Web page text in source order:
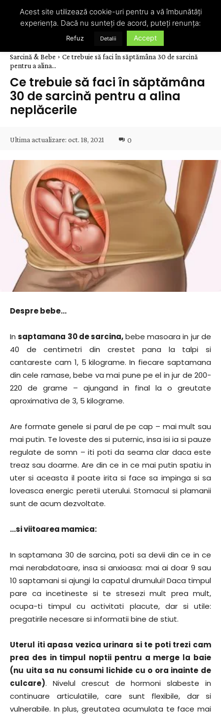
Sarcină & Bebe
Ce trebuie să faci în săptămâna 30 de sarcină
pentru a alina...
Ce trebuie să faci în săptămâna
30 de sarcină pentru a alina
neplăcerile
Ultima actualizare: oct. 18, 2021 0
Despre bebe…
Insaptamana 30 de sarcina,bebe masoara in jur de
40 de centimetri din crestet pana la talpi si
cantareste cam 1, 5 kilograme. In fiecare saptamana
din cele ramase, bebe va mai pune pe el in jur de 200-
220 de grame – ajungand in final la o greutate
aproximativa de 3, 5 kilograme.
Are formate genele si parul de pe cap – mai mult sau
mai putin. Te loveste des si puternic, insa isi ia si pauze
regulate de somn – iti poti da seama clar daca este
treaz sau doarme. Are din ce in ce mai putin spatiu in
uter si aceasta il poate irita si face sa impinga si sa
loveasca energic peretii uterului. Stomacul si plamanii
sunt de acum dezvoltate.
…si viitoarea mamica:
In saptamana 30 de sarcina, poti sa devii din ce in ce
mai nerabdatoare, insa si anxioasa: mai ai doar 9 sau
10 saptamani si ajungi la capatul drumului! Daca timpul
pare ca incetineste si te stresezi mult prea mult,
ocupa-ti timpul cu activitati placute, dar si utile:
pregatirile necesare si informatii bine de stiut.
Uterul iti apasa vezica urinara si te poti trezi cam
prea des in timpul noptii pentru a merge la baie
(nu uita sa nu consumi lichide cu o ora inainte de
culcare). Nivelul crescut de hormoni slabeste in
continuare articulatiile, care sunt flexibile, dar si
vulnerabile. In plus, greutatea acumulata te face mai
Acest site utilizează cookie-uri pentru a vă îmbunătăți
experiența. Dacă nu sunteți de acord, puteți renunța:
Refuz Detalii Accept